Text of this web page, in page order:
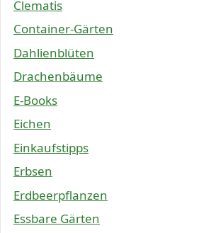
Clematis
Container-Gärten
Dahlienblüten
Drachenbäume
E-Books
Eichen
Einkaufstipps
Erbsen
Erdbeerpflanzen
Essbare Gärten